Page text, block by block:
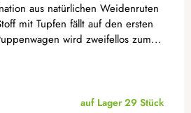
auf Lager 29 Stück
aus natürlichen Weidenruten
mit Tupfen fällt auf den ersten
wird zweifellos zum...